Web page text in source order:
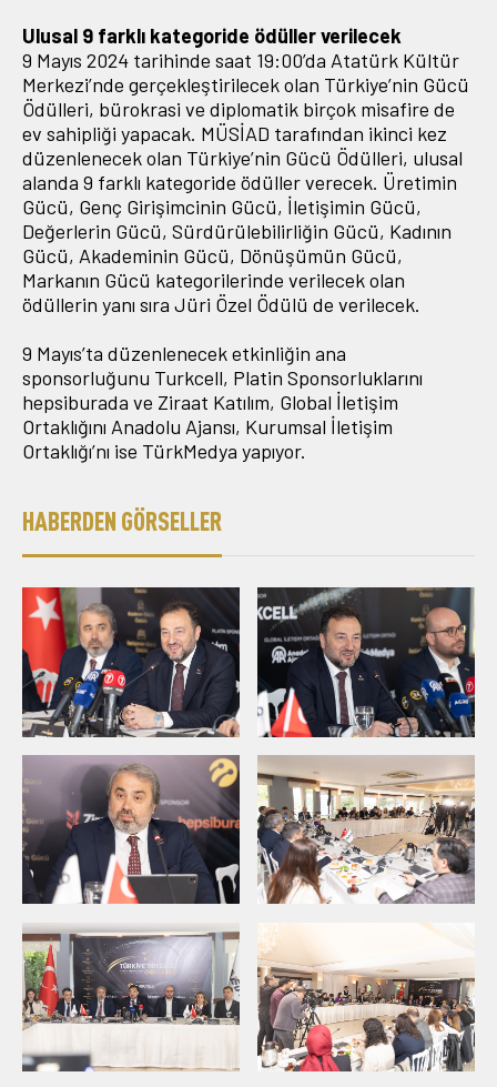
Ulusal 9 farklı kategoride ödüller verilecek
9 Mayıs 2024 tarihinde saat 19:00’da Atatürk Kültür
Merkezi’nde gerçekleştirilecek olan Türkiye’nin Gücü
Ödülleri, bürokrasi ve diplomatik birçok misafire de
ev sahipliği yapacak. MÜSİAD tarafından ikinci kez
düzenlenecek olan Türkiye’nin Gücü Ödülleri, ulusal
alanda 9 farklı kategoride ödüller verecek. Üretimin
Gücü, Genç Girişimcinin Gücü, İletişimin Gücü,
Değerlerin Gücü, Sürdürülebilirliğin Gücü, Kadının
Gücü, Akademinin Gücü, Dönüşümün Gücü,
Markanın Gücü kategorilerinde verilecek olan
ödüllerin yanı sıra Jüri Özel Ödülü de verilecek.
9 Mayıs’ta düzenlenecek etkinliğin ana
sponsorluğunu Turkcell, Platin Sponsorluklarını
hepsiburada ve Ziraat Katılım, Global İletişim
Ortaklığını Anadolu Ajansı, Kurumsal İletişim
Ortaklığı’nı ise TürkMedya yapıyor.
HABERDEN GÖRSELLER